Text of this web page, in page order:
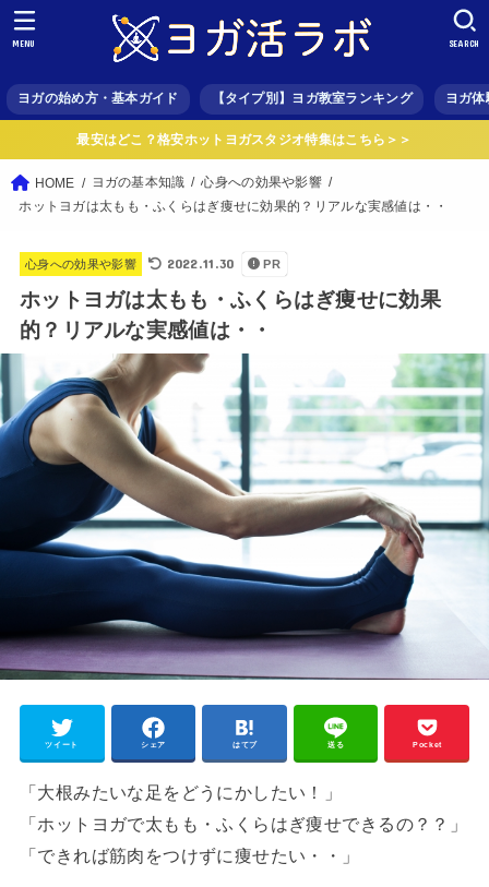
ヨガの始め方・基本ガイド 【タイプ別】ヨガ教室ランキング ヨガ体
SEARCH
MENU
最安はどこ？格安ホットヨガスタジオ特集はこちら＞＞
HOME ヨガの基本知識
心身への効果や影響
ホットヨガは太もも・ふくらはぎ痩せに効果的？リアルな実感値は・・
心身への効果や影響 2022.11.30 PR
ホットヨガは太もも・ふくらはぎ痩せに効果
的？リアルな実感値は・・
ツイート シェア はてブ 送る Pocket
「大根みたいな足をどうにかしたい！」
「ホットヨガで太もも・ふくらはぎ痩せできるの？？」
「できれば筋肉をつけずに痩せたい・・」